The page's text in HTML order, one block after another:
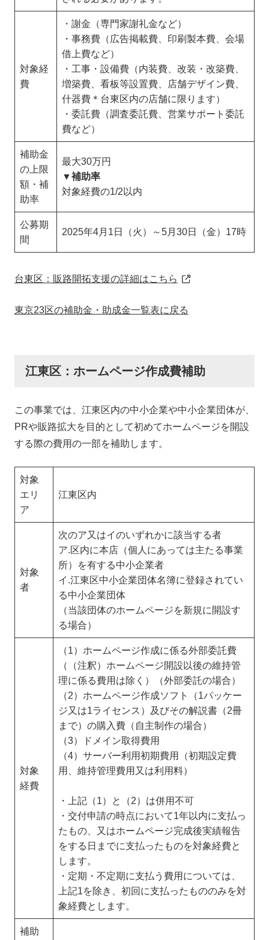
対象経
費
・謝金（専門家謝礼金など）
・事務費（広告掲載費、印刷製本費、会場
借上費など）
・工事・設備費（内装費、改装・改築費、
増築費、看板等設置費、店舗デザイン費、
什器費＊台東区内の店舗に限ります）
・委託費（調査委託費、営業サポート委託
費など）
補助金
の上限
額・補
助率
最大30万円
▼補助率
対象経費の1/2以内
公募期
間
2025年4月1日（火）～5月30日（金）17時
台東区：販路開拓支援の詳細はこちら
東京23区の補助金・助成金一覧表に戻る
江東区：ホームページ作成費補助
この事業では、江東区内の中小企業や中小企業団体が、
PRや販路拡大を目的として初めてホームページを開設
する際の費用の一部を補助します。
対象
エリ
ア
江東区内
対象
者
次のア又はイのいずれかに該当する者
ア.区内に本店（個人にあっては主たる事業
所）を有する中小企業者
イ.江東区中小企業団体名簿に登録されてい
る中小企業団体
（当該団体のホームページを新規に開設す
る場合）
対象
経費
（1）ホームページ作成に係る外部委託費
（（注釈）ホームページ開設以後の維持管
理に係る費用は除く）（外部委託の場合）
（2）ホームページ作成ソフト（1パッケー
ジ又は1ライセンス）及びその解説書（2冊
まで）の購入費（自主制作の場合）
（3）ドメイン取得費用
（4）サーバー利用初期費用（初期設定費
用、維持管理費用又は利用料）
・上記（1）と（2）は併用不可
・交付申請の時点において1年以内に支払っ
たもの、又はホームページ完成後実績報告
をする日までに支払ったものを対象経費と
します。
・定期・不定期に支払う費用については、
上記1を除き、初回に支払ったもののみを対
象経費とします。
補助